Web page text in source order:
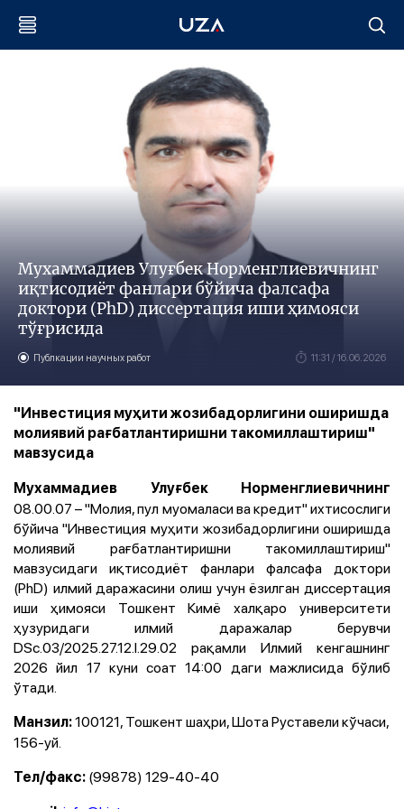
Мухаммадиев Улуғбек Норменглиевичнинг
иқтисодиёт фанлари бўйича фалсафа
доктори (PhD) диссертация иши ҳимояси
тўғрисида
Публкации научных работ 11:31 / 16.06.2026
"Инвестиция муҳити жозибадорлигини оширишда
молиявий рағбатлантиришни такомиллаштириш"
мавзусида
Мухаммадиев Улуғбек Норменглиевичнинг
08.00.07 – "Молия, пул муомаласи ва кредит" ихтисослиги
бўйича "Инвестиция муҳити жозибадорлигини оширишда
молиявий рағбатлантиришни такомиллаштириш"
мавзусидаги иқтисодиёт фанлари фалсафа доктори
(PhD) илмий даражасини олиш учун ёзилган диссертация
иши ҳимояси Тошкент Кимё халқаро университети
ҳузуридаги илмий даражалар берувчи
DSc.03/2025.27.12.I.29.02 рақамли Илмий кенгашнинг
2026 йил 17 куни соат 14:00 даги мажлисида бўлиб
ўтади.
Манзил:100121, Тошкент шаҳри, Шота Руставели кўчаси,
156-уй.
Тел/факс: (99878) 129-40-40